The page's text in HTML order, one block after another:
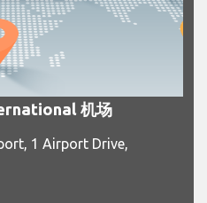
机场
1 Airport Drive,